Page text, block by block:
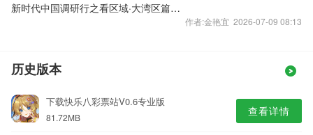
新时代中国调研行之看区域·大湾区篇丨资金互通 市场互联——粤港澳大湾区推动保险业互联互通观察
作者:金艳宜 2026-07-09 08:13
历史版本
下载快乐八彩票站V0.6专业版
81.72MB 查看详情